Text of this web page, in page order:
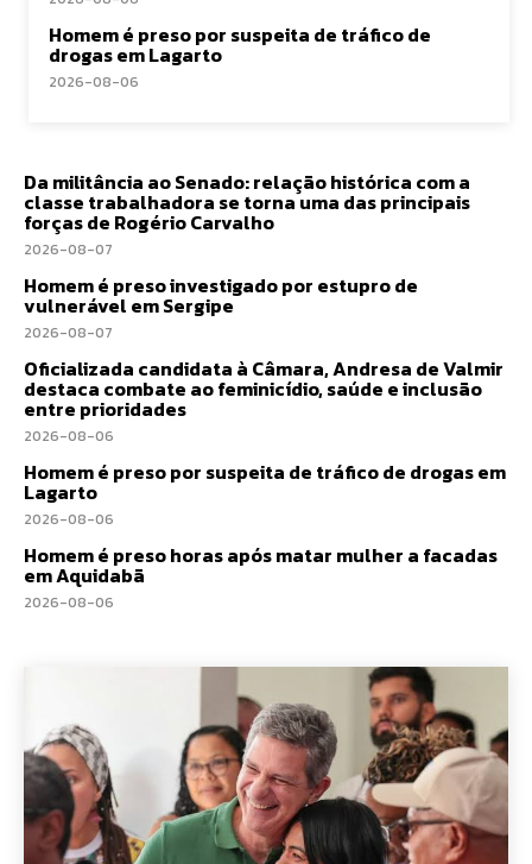
Homem é preso por suspeita de tráfico de
drogas em Lagarto
2026-08-06
Da militância ao Senado: relação histórica com a
classe trabalhadora se torna uma das principais
forças de Rogério Carvalho
2026-08-07
Homem é preso investigado por estupro de
vulnerável em Sergipe
2026-08-07
Oficializada candidata à Câmara, Andresa de Valmir
destaca combate ao feminicídio, saúde e inclusão
entre prioridades
2026-08-06
Homem é preso por suspeita de tráfico de drogas em
Lagarto
2026-08-06
Homem é preso horas após matar mulher a facadas
em Aquidabã
2026-08-06